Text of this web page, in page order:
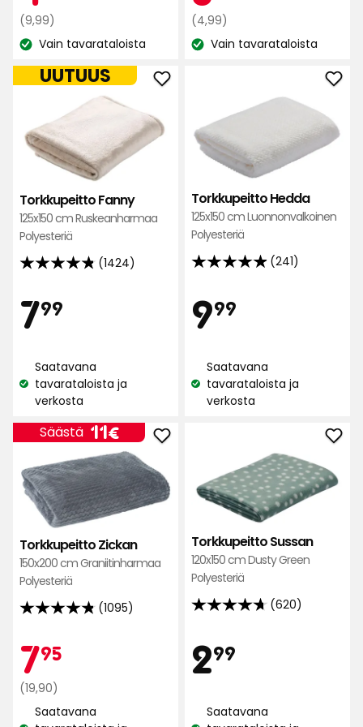
321
arvostelun
perusteella
€
Normaali
hinta
9,99
€
(9,99)
Katso
saatavuus:
Vain tavarataloista
perusteella
€
Normaali
hinta
4,99
(4,99)
KatsoVain tavarataloista
Torkkupeitto Fanny
125x150 cm Ruskeanharmaa
Polyesteriä
(1424)
4.8
5:stä,
1424
perusteella
Hinta
799
€
UUTUUS
Katso
saatavuus:
Saatavana
tavarataloista ja
verkosta
Lisää
Torkkupeitto
Fanny
suosikkeihin
Torkkupeitto Hedda
125x150 cm Luonnonvalkoinen
Polyesteriä
(241)
4.9
5:stä,
241
perusteella
999
€
Katso
saatavuus:
Saatavana
tavarataloista ja
verkosta
Torkkupeitto Zickan
150x200 cm Graniitinharmaa
Polyesteriä
(1095)
4.8
5:stä,
1095
arvostelun
perusteella
795
€
Normaali
hinta
19,90
(19,90)
Säästä Hinta
11€11
€
Saatavana
Lisää
Torkkupeitto
Zickan
suosikkeihin
Torkkupeitto Sussan
120x150 cm Dusty Green
Polyesteriä
(620)
4.7
5:stä,
620
perusteella
299
€
Saatavana